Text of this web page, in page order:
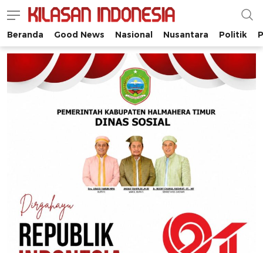
Kilasan Indonesia
Satu-satunya di Indonesia
Beranda Good News Nasional Nusantara Politik